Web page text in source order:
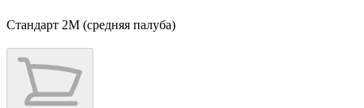
Стандарт 2M (средняя палуба)